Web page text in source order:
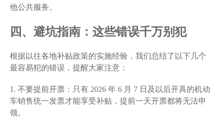
他公共服务。
四、避坑指南：这些错误千万别犯
根据以往各地补贴政策的实施经验，我们总结了以下几个
最容易犯的错误，提醒大家注意：
1. 不要提前开票：只有 2026 年 6 月 7 日及以后开具的机动
车销售统一发票才能享受补贴，提前一天开票都将无法申
领。